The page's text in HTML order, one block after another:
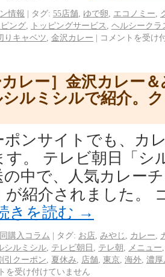
情報 | タグ: 55店舗 ゆで卵 エコノミー
ピング トッピングサービス
ヘルシークラ
りキャベツ 金沢カレー | コメントを受け
カレー］金沢カレー
ルミシルで紹介。
ポンサイトでも、カ
す。 テレビ朝日「シ
の中で、人気カレー
が紹介されました。
きを読む →
購入コラム | タグ: お店 みやじ カレー
シルミシル テレビ朝日 テレ朝 メニュー
引クーポン 夏休み 店舗 東京 海外 濃厚
を受け付けていません